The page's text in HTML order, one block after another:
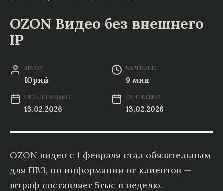
OZON Видео без внешнего
IP
АВТОР
Юрий
НА ЧТЕНИЕ
9 мин
ОПУБЛИКОВАНО
13.02.2026
ОБНОВЛЕНО
13.02.2026
OZON видео с 1 февраля стал обязательным
для ПВЗ, по информации от клиентов —
штраф составляет 5тыс в неделю.